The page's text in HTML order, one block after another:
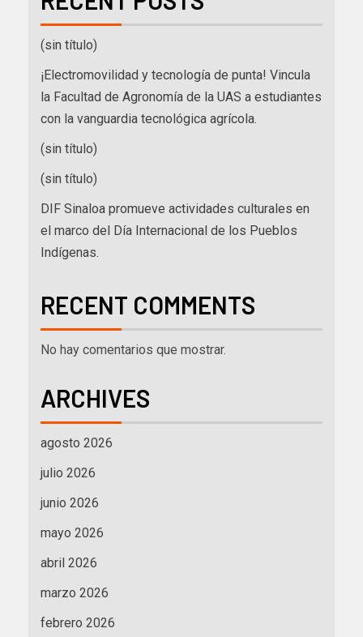
(sin título)
¡Electromovilidad y tecnología de punta! Vincula
la Facultad de Agronomía de la UAS a estudiantes
con la vanguardia tecnológica agrícola.
(sin título)
(sin título)
DIF Sinaloa promueve actividades culturales en
el marco del Día Internacional de los Pueblos
Indígenas.
RECENT COMMENTS
No hay comentarios que mostrar.
ARCHIVES
agosto 2026
julio 2026
junio 2026
mayo 2026
abril 2026
marzo 2026
febrero 2026